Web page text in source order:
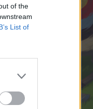
of the
List of